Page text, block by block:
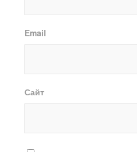
Email
Сайт